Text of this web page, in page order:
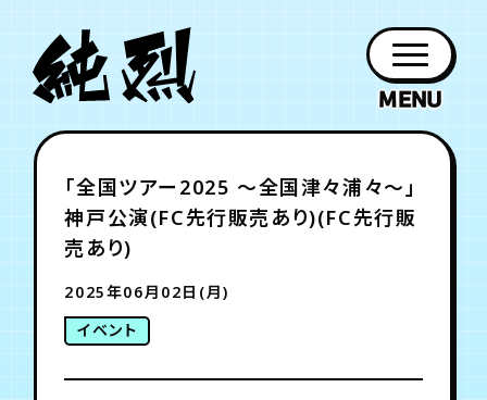
お知らせ
NEWS
日程
SCHEDULE
チケット
TICKET
紹介
PROFILE
作品
DISCOGRAPHY
日記
BLOG
グッズ
GOODS
ホーム
HOME
ファン
クラブ
会員登録 ログイン
チケット
FC TICKET
お知らせ
「全国ツアー2025 〜全国津々浦々〜」
神戸公演(FC先行販売あり)(FC先行販
売あり)
2025年06月02日(月)
イベント